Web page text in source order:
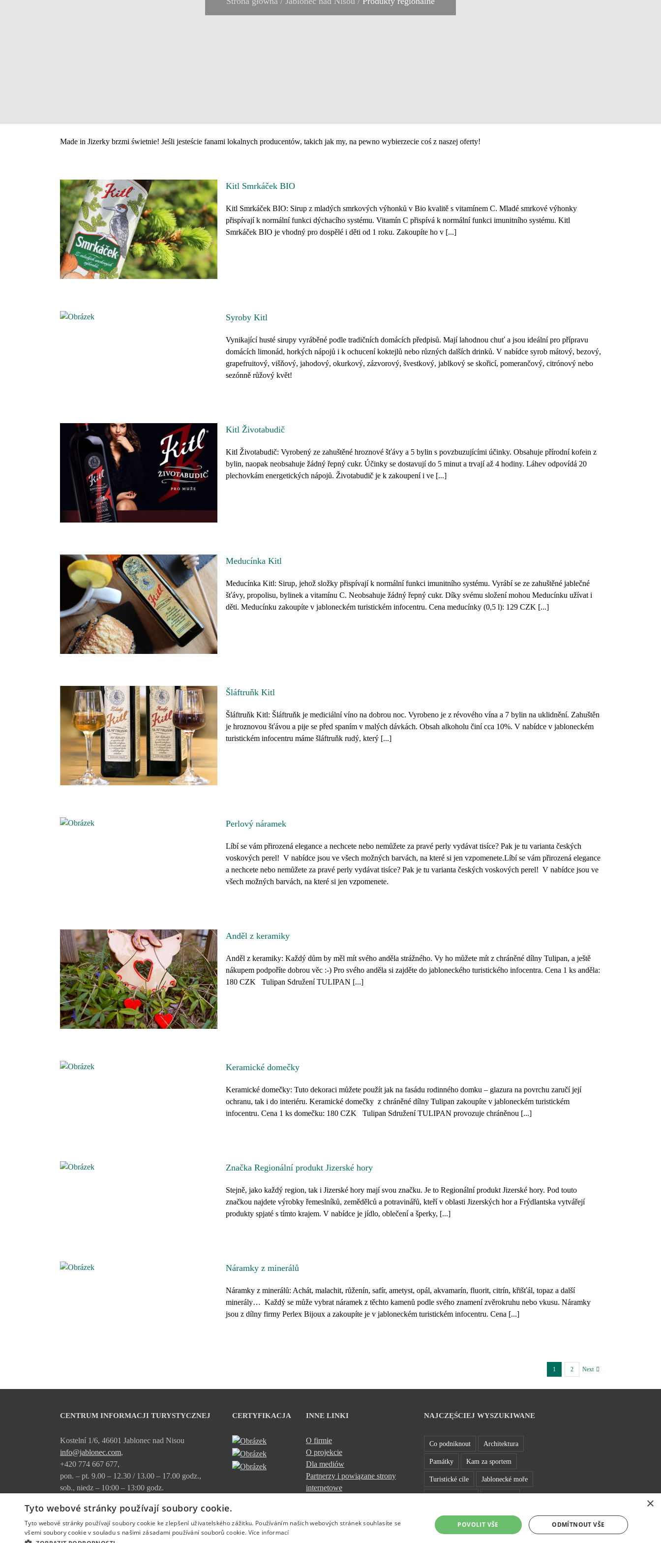
Made in Jizerky brzmi świetnie! Jeśli jesteście fanami lokalnych producentów, takich jak my, na pewno wybierzecie coś z naszej oferty!
Kitl Smrkáček BIO
Kitl Smrkáček BIO: Sirup z mladých smrkových výhonků v Bio kvalitě s vitamínem C. Mladé smrkové výhonky
přispívají k normální funkci dýchacího systému. Vitamín C přispívá k normální funkci imunitního systému. Kitl
Smrkáček BIO je vhodný pro dospělé i děti od 1 roku. Zakoupíte ho v [...]
Syroby Kitl
Vynikající husté sirupy vyráběné podle tradičních domácích předpisů. Mají lahodnou chuť a jsou ideální pro přípravu
domácích limonád, horkých nápojů i k ochucení koktejlů nebo různých dalších drinků. V nabídce syrob mátový, bezový,
grapefruitový, višňový, jahodový, okurkový, zázvorový, švestkový, jablkový se skořicí, pomerančový, citrónový nebo
sezónně růžový květ!
Kitl Životabudič
Kitl Životabudič: Vyrobený ze zahuštěné hroznové šťávy a 5 bylin s povzbuzujícími účinky. Obsahuje přírodní kofein z
bylin, naopak neobsahuje žádný řepný cukr. Účinky se dostavují do 5 minut a trvají až 4 hodiny. Láhev odpovídá 20
plechovkám energetických nápojů. Životabudič je k zakoupení i ve [...]
Meducínka Kitl
Meducínka Kitl: Sirup, jehož složky přispívají k normální funkci imunitního systému. Vyrábí se ze zahuštěné jablečné
šťávy, propolisu, bylinek a vitamínu C. Neobsahuje žádný řepný cukr. Díky svému složení mohou Meducínku užívat i
děti. Meducínku zakoupíte v jabloneckém turistickém infocentru. Cena meducínky (0,5 l): 129 CZK [...]
Šláftruňk Kitl
Šláftruňk Kitl: Šláftruňk je mediciální víno na dobrou noc. Vyrobeno je z révového vína a 7 bylin na uklidnění. Zahuštěn
je hroznovou šťávou a pije se před spaním v malých dávkách. Obsah alkoholu činí cca 10%. V nabídce v jabloneckém
turistickém infocentru máme šláftruňk rudý, který [...]
Perlový náramek
Líbí se vám přirozená elegance a nechcete nebo nemůžete za pravé perly vydávat tisíce? Pak je tu varianta českých
voskových perel! V nabídce jsou ve všech možných barvách, na které si jen vzpomenete.Líbí se vám přirozená elegance
a nechcete nebo nemůžete za pravé perly vydávat tisíce? Pak je tu varianta českých voskových perel! V nabídce jsou ve
všech možných barvách, na které si jen vzpomenete.
Anděl z keramiky
Anděl z keramiky: Každý dům by měl mít svého anděla strážného. Vy ho můžete mít z chráněné dílny Tulipan, a ještě
nákupem podpoříte dobrou věc :-) Pro svého anděla si zajděte do jabloneckého turistického infocentra. Cena 1 ks anděla:
180 CZK Tulipan Sdružení TULIPAN [...]
Keramické domečky
Keramické domečky: Tuto dekoraci můžete použít jak na fasádu rodinného domku – glazura na povrchu zaručí její
ochranu, tak i do interiéru. Keramické domečky z chráněné dílny Tulipan zakoupíte v jabloneckém turistickém
infocentru. Cena 1 ks domečku: 180 CZK Tulipan Sdružení TULIPAN provozuje chráněnou [...]
Značka Regionální produkt Jizerské hory
Stejně, jako každý region, tak i Jizerské hory mají svou značku. Je to Regionální produkt Jizerské hory. Pod touto
značkou najdete výrobky řemeslníků, zemědělců a potravinářů, kteří v oblasti Jizerských hor a Frýdlantska vytvářejí
produkty spjaté s tímto krajem. V nabídce je jídlo, oblečení a šperky, [...]
Náramky z minerálů
Náramky z minerálů: Achát, malachit, růženín, safír, ametyst, opál, akvamarín, fluorit, citrín, křišťál, topaz a další
minerály… Každý se může vybrat náramek z těchto kamenů podle svého znamení zvěrokruhu nebo vkusu. Náramky
jsou z dílny firmy Perlex Bijoux a zakoupíte je v jabloneckém turistickém infocentru. Cena [...]
1 2 Next
CENTRUM INFORMACJI TURYSTYCZNEJ
Kostelní 1/6, 46601 Jablonec nad Nisou
info@jablonec.com,
+420 774 667 677,
pon. – pt. 9.00 – 12.30 / 13.00 – 17.00 godz.,
sob., niedz – 10:00 – 13:00 godz.
Gdzie nas znajdziecie
Oferta usług
Pobierz
CERTYFIKACJA INNE LINKI
O firmie
O projekcie
Dla mediów
Partnerzy i powiązane strony
internetowe
NAJCZĘŚCIEJ WYSZUKIWANE
Co podniknout Architektura
Památky Kam za sportem
Turistické cíle Jablonecké moře
Bavte se v Jablonci Rozhledny
×
Tyto webové stránky používají soubory cookie.
Tyto webové stránky používají soubory cookie ke zlepšení uživatelského zážitku. Používáním našich webových stránek souhlasíte se
všemi soubory cookie v souladu s našimi zásadami používání souborů cookie. Více informací
POVOLIT VŠE ODMÍTNOUT VŠE